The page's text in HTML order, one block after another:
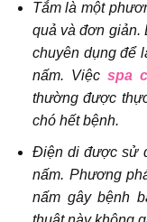
Tắm là một
quả và đơn giản.
chuyên dụng để
nấm. Việc spa
thường được
chó hết bệnh.
Điện di được sử
nấm. Phương
nấm gây bệnh